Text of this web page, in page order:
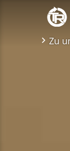
Zu